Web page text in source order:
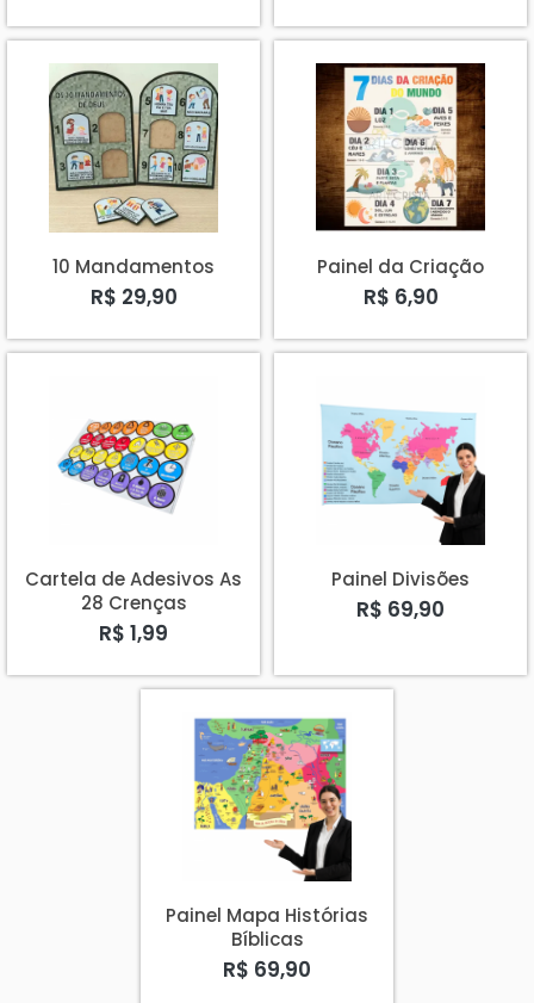
10 Mandamentos
R$ 29,90
Painel da Criação
R$ 6,90
Cartela de Adesivos As
28 Crenças
R$ 1,99
Painel Divisões
R$ 69,90
Painel Mapa Histórias
Bíblicas
R$ 69,90